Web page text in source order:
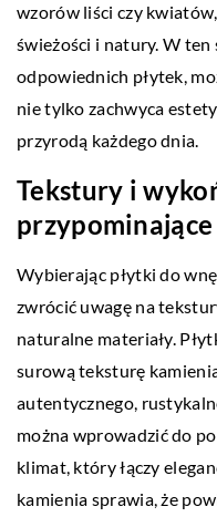
wzorów liści czy
świeżości i natury. W
odpowiednich płytek,
nie tylko zachwyca
przyrodą każdego dnia.
Tekstury i
Wybierając płytki do
zwrócić uwagę na
naturalne materiały.
surową teksturę
autentycznego,
można wprowadzić do
klimat, który łączy
kamienia sprawia, że